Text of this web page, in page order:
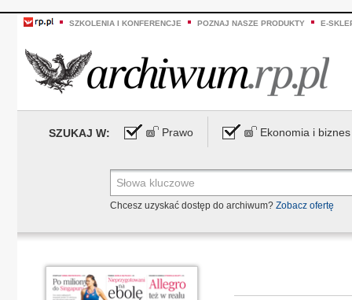
SZKOLENIA I KONFERENCJE POZNAJ NASZE PRODUKTY E-
SZUKAJ W: Prawo Ekonomia i biznes
Chcesz uzyskać dostęp do archiwum? Zobacz ofertę